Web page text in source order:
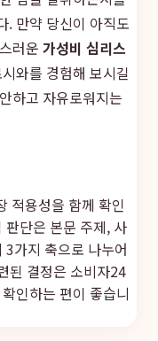
. 만약 당신이 아직도
러운 가성비 심리스
와를 경험해 보시길
하고 자유로워지는
적용성을 함께 확인
판단은 본문 주제, 사
가지 축으로 나누어
된 결정은 소비자24
인하는 편이 좋습니